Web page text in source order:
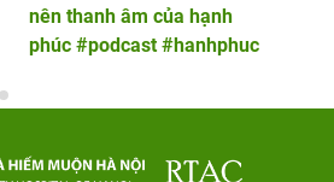
nên thanh âm của hạnh
phúc #podcast #hanhphuc